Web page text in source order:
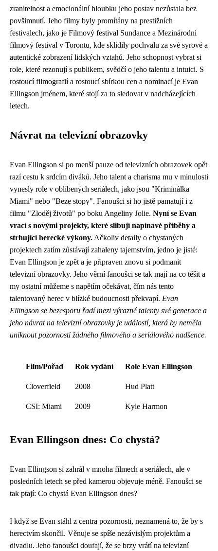
zranitelnost a emocionální hloubku jeho postav nezůstala bez
povšimnutí. Jeho filmy byly promítány na prestižních
festivalech, jako je Filmový festival Sundance a Mezinárodní
filmový festival v Torontu, kde sklidily pochvalu za své syrové a
autentické zobrazení lidských vztahů. Jeho schopnost vybrat si
role, které rezonují s publikem, svědčí o jeho talentu a intuici. S
rostoucí filmografií a rostoucí sbírkou cen a nominací je Evan
Ellingson jménem, které stojí za to sledovat v nadcházejících
letech.
Návrat na televizní obrazovky
Evan Ellingson si po menší pauze od televizních obrazovek opět
razí cestu k srdcím diváků. Jeho talent a charisma mu v minulosti
vynesly role v oblíbených seriálech, jako jsou "Kriminálka
Miami" nebo "Beze stopy". Fanoušci si ho jistě pamatují i z
filmu "Zloděj životů" po boku Angeliny Jolie. Nyní se Evan
vrací s novými projekty, které slibují napínavé příběhy a
strhující herecké výkony. Ačkoliv detaily o chystaných
projektech zatím zůstávají zahaleny tajemstvím, jedno je jisté:
Evan Ellingson je zpět a je připraven znovu si podmanit
televizní obrazovky. Jeho věrní fanoušci se tak mají na co těšit a
my ostatní můžeme s napětím očekávat, čím nás tento
talentovaný herec v blízké budoucnosti překvapí. Evan
Ellingson se bezesporu řadí mezi výrazné talenty své generace a
jeho návrat na televizní obrazovky je událostí, která by neměla
uniknout pozornosti žádného filmového a seriálového nadšence.
Film/Pořad Rok vydání Role Evan Ellingson
Cloverfield 2008 Hud Platt
CSI: Miami 2009 Kyle Harmon
Evan Ellingson dnes: Co chystá?
Evan Ellingson si zahrál v mnoha filmech a seriálech, ale v
posledních letech se před kamerou objevuje méně. Fanoušci se
tak ptají: Co chystá Evan Ellingson dnes?
I když se Evan stáhl z centra pozornosti, neznamená to, že by s
herectvím skončil. Věnuje se spíše nezávislým projektům a
divadlu. Jeho fanoušci doufají, že se brzy vrátí na televizní